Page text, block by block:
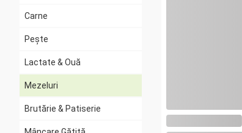
Carne
Pește
Lactate & Ouă
Mezeluri
Toate
Porc
Brutărie & Patiserie